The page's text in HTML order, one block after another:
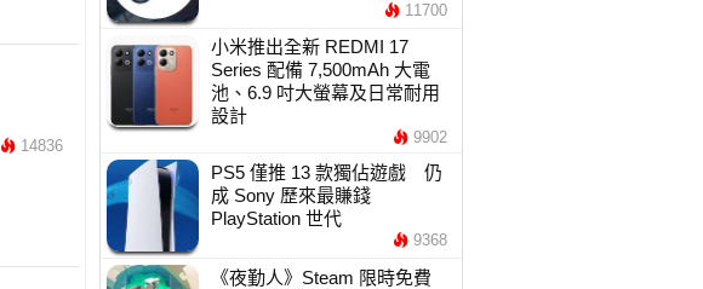
14836
11700
小米推出全新 REDMI 17
Series 配備 7,500mAh 大電
池、6.9 吋大螢幕及日常耐用
設計
9902
PS5 僅推 13 款獨佔遊戲 仍
成 Sony 歷來最賺錢
PlayStation 世代
9368
《夜勤人》Steam 限時免費